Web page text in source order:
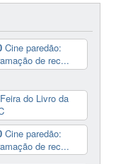
Cine paredão:
de rec...
Feira do Livro da
Cine paredão:
de rec...